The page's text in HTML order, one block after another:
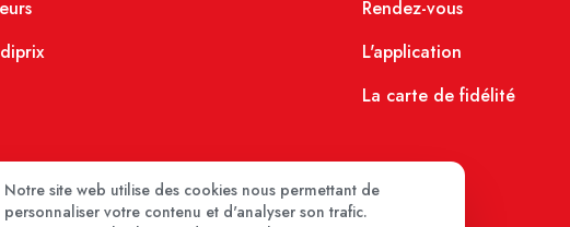
Rendez-vous
L'application
La carte de fidélité
Notre site web utilise des cookies nous permettant de
personnaliser votre contenu et d'analyser son trafic.